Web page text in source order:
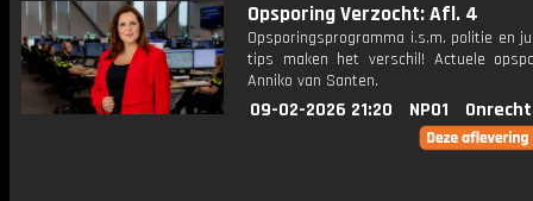
Opsporing Verzocht: Afl. 4
Opsporingsprogramma i.s.m. politie en
tips maken het verschil! Actuele
Anniko van Santen.
09-02-2026 21:20 NPO1